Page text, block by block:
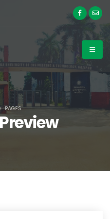
Preview
PAGES